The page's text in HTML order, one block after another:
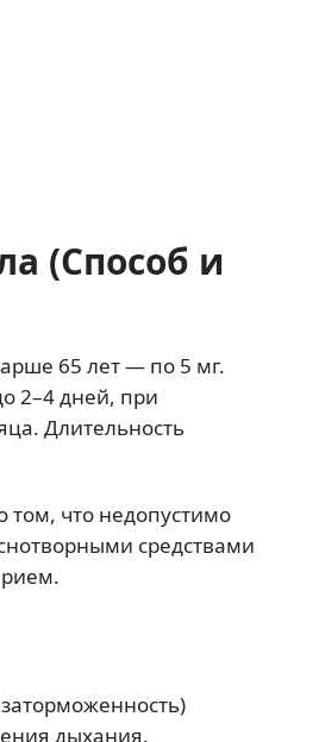
(Способ и
65 лет — по 5 мг.
2–4 дней, при
Длительность
что недопустимо
средствами
дыхания.